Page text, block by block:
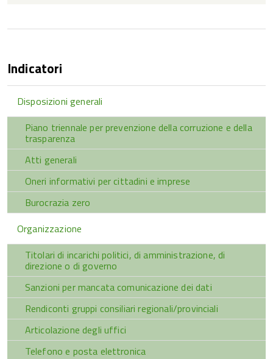
Indicatori
Disposizioni generali
Piano triennale per prevenzione della corruzione e della
trasparenza
Atti generali
Oneri informativi per cittadini e imprese
Burocrazia zero
Organizzazione
Titolari di incarichi politici, di amministrazione, di
direzione o di governo
Sanzioni per mancata comunicazione dei dati
Rendiconti gruppi consiliari regionali/provinciali
Articolazione degli uffici
Telefono e posta elettronica